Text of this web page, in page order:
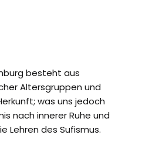
besteht aus
Altersgruppen und
was uns jedoch
nach innerer Ruhe und
Lehren des Sufismus.